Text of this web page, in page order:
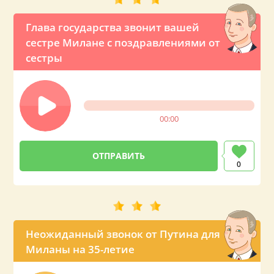
Глава государства звонит вашей
сестре Милане с поздравлениями от
сестры
00:00
0
Неожиданный звонок от Путина для
Миланы на 35-летие